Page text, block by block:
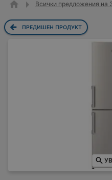
Всички предложения на
ПРЕДИШЕН ПРОДУКТ